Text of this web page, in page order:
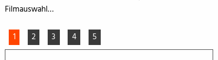
Filmauswahl…
1 2 3 4 5